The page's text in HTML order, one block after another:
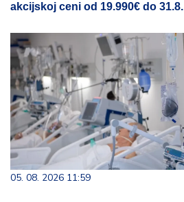
akcijskoj ceni od 19.990€ do 31.8.
05. 08. 2026 11:59